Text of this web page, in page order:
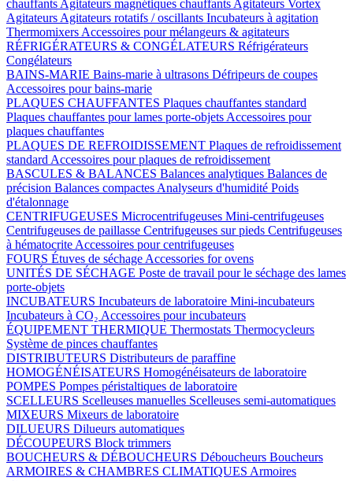
chauffants Agitateurs magnétiques chauffants Agitateurs Vortex
Agitateurs Agitateurs rotatifs / oscillants Incubateurs à agitation
Thermomixers Accessoires pour mélangeurs & agitateurs
RÉFRIGÉRATEURS & CONGÉLATEURS Réfrigérateurs
Congélateurs
BAINS-MARIE Bains-marie à ultrasons Défripeurs de coupes
Accessoires pour bains-marie
PLAQUES CHAUFFANTES Plaques chauffantes standard
Plaques chauffantes pour lames porte-objets Accessoires pour
plaques chauffantes
PLAQUES DE REFROIDISSEMENT Plaques de refroidissement
standard Accessoires pour plaques de refroidissement
BASCULES & BALANCES Balances analytiques Balances de
précision Balances compactes Analyseurs d'humidité Poids
d'étalonnage
CENTRIFUGEUSES Microcentrifugeuses Mini-centrifugeuses
Centrifugeuses de paillasse Centrifugeuses sur pieds Centrifugeuses
à hématocrite Accessoires pour centrifugeuses
FOURS Étuves de séchage Accessories for ovens
UNITÉS DE SÉCHAGE Poste de travail pour le séchage des lames
porte-objets
INCUBATEURS Incubateurs de laboratoire Mini-incubateurs
Incubateurs à CO₂ Accessoires pour incubateurs
ÉQUIPEMENT THERMIQUE Thermostats Thermocycleurs
Système de pinces chauffantes
DISTRIBUTEURS Distributeurs de paraffine
HOMOGÉNÉISATEURS Homogénéisateurs de laboratoire
POMPES Pompes péristaltiques de laboratoire
SCELLEURS Scelleuses manuelles Scelleuses semi-automatiques
MIXEURS Mixeurs de laboratoire
DILUEURS Dilueurs automatiques
DÉCOUPEURS Block trimmers
BOUCHEURS & DÉBOUCHEURS Déboucheurs Boucheurs
ARMOIRES & CHAMBRES CLIMATIQUES Armoires